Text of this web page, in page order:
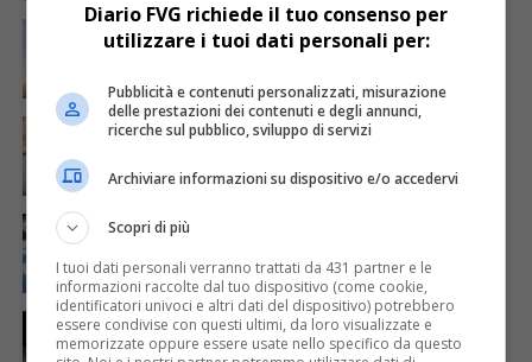
ECONOMIA & LAVORO 20 ore fa
Bollette più leggere nei condomini, nuovo bando FVG
CRONACA & ATTUALITÀ 5 giorni fa
Mattia Ranghetti muore a 29 anni dopo la
folgorazione alle Ferriere Nord di Osoppo
CRONACA & ATTUALITÀ
Arrivano 142 nuovi poliziotti in Friuli-Venezia Giulia:
61 saranno assegnati a Trieste
CRONACA & ATTUALITÀ 22 ore fa
Due terremoti in poche ore scuotono la Croazia: la
Diario FVG richiede il tuo consenso per
utilizzare i tuoi dati personali per:
Pubblicità e contenuti personalizzati, misurazione
delle prestazioni dei contenuti e degli annunci,
ricerche sul pubblico, sviluppo di servizi
Archiviare informazioni su dispositivo e/o accedervi
Scopri di più
I tuoi dati personali verranno trattati da 431 partner e le
informazioni raccolte dal tuo dispositivo (come cookie,
identificatori univoci e altri dati del dispositivo) potrebbero
essere condivise con questi ultimi, da loro visualizzate e
memorizzate oppure essere usate nello specifico da questo